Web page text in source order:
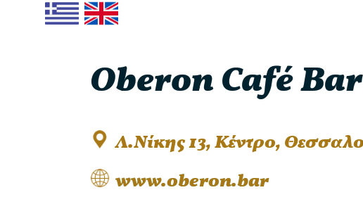
Oberon Café
Λ.Νίκης 13, Κέντρο,
www.oberon.bar